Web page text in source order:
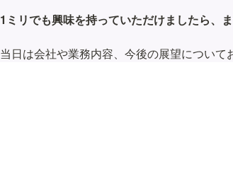
1ミリでも興味を持っていただけましたら、
当日は会社や業務内容、今後の展望について